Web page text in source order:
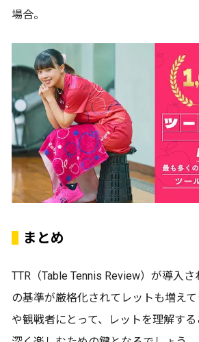
場合。
まとめ
TTR（Table Tennis Review）が導入
の基準が厳格化されてレットも増え
や観戦者にとって、レットを理解す